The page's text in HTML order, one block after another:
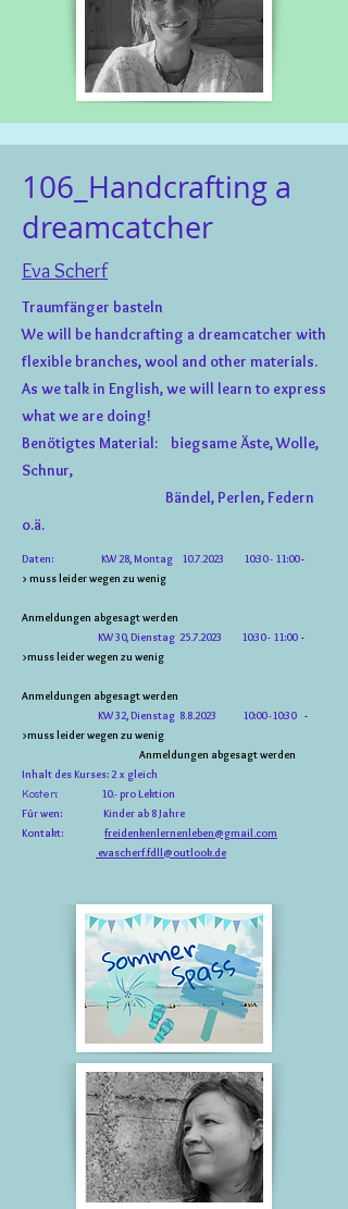
106_ Handcrafting a
dreamcatcher
Eva Scherf
Traumfänger basteln
We will be handcrafting a dreamcatcher with
flexible branches, wool and other materials.
As we talk in English, we will learn to express
what we are doing!
Benötigtes Material: biegsame Äste, Wolle,
Schnur,
Bändel, Perlen, Federn
o.ä.
Daten: KW28, Montag 10.7.2023 10:30 - 11:00-
> muss leider wegen zu wenig
Anmeldungen abgesagt werden
KW 30, Dienstag 25.7.2023 10:30 - 11:00 -
>muss leider wegen zu wenig
Anmeldungen abgesagt werden
KW 32, Dienstag 8.8.2023 10:00 -10:30 -
>muss leider wegen zu wenig
Anmeldungen abgesagt werden
Inhalt des Kurses: 2 x gleich
Kosten:
10.- pro Lektion
Für wen: Kinder ab 8 Jahre
Kontakt: freidenkenlernenleben@gmail.com
evascherf.fdll@outlook.de